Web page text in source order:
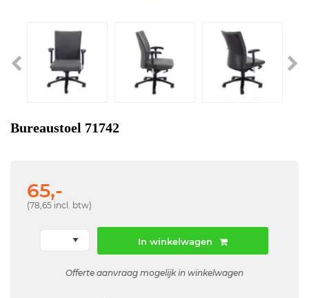
Bureaustoel 71742
65,-
(78,65 incl. btw)
In winkelwagen
Offerte aanvraag mogelijk in winkelwagen